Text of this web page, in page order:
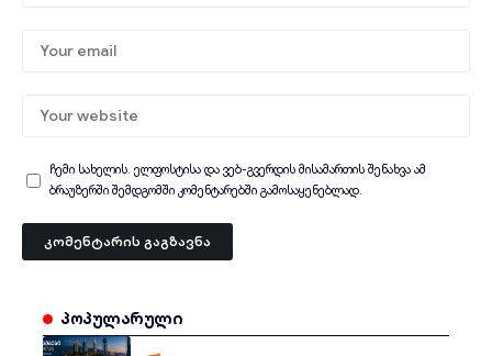
ჩემი სახელის. ელფოსტისა და ვებ-გვერდის მისამართის შენახვა ამ
ბრაუზერში შემდგომში კომენტარებში გამოსაყენებლად.
პოპულარული